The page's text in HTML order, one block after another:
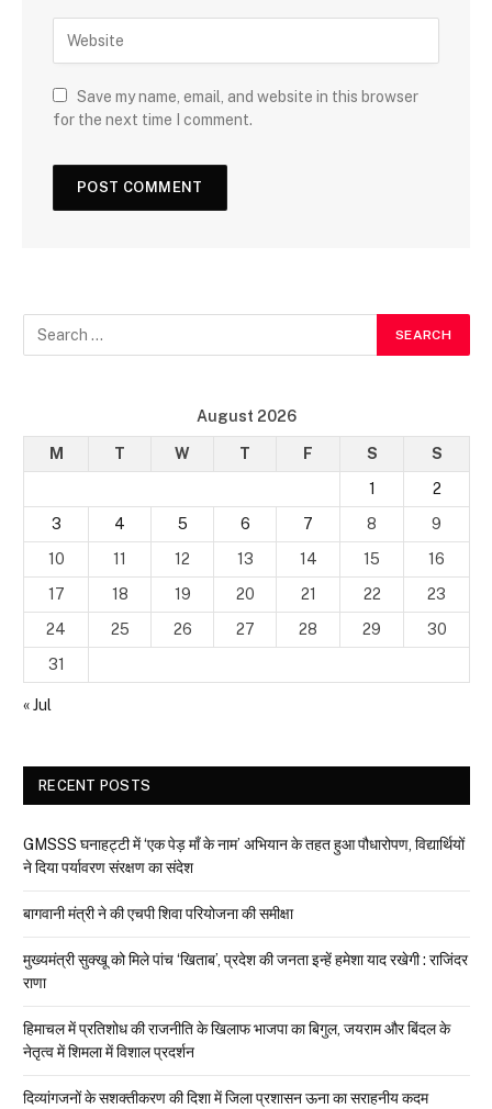
Save my name, email, and website in this browser
for the next time I comment.
August 2026
M T W T F S
S
1
2
3
4 5 6 7 8
9
10
11 12 13 14 15
16
17
18 19 20 21 22
23
24
25 26 27 28 29
30
31
« Jul
RECENT POSTS
GMSSS घनाहट्टी में ‘एक पेड़ माँ के नाम’ अभियान के तहत हुआ पौधारोपण, विद्यार्थियों
ने दिया पर्यावरण संरक्षण का संदेश
बागवानी मंत्री ने की एचपी शिवा परियोजना की समीक्षा
मुख्यमंत्री सुक्खू को मिले पांच ‘खिताब’, प्रदेश की जनता इन्हें हमेशा याद रखेगी : राजिंदर
राणा
हिमाचल में प्रतिशोध की राजनीति के खिलाफ भाजपा का बिगुल, जयराम और बिंदल के
नेतृत्व में शिमला में विशाल प्रदर्शन
दिव्यांगजनों के सशक्तीकरण की दिशा में जिला प्रशासन ऊना का सराहनीय कदम